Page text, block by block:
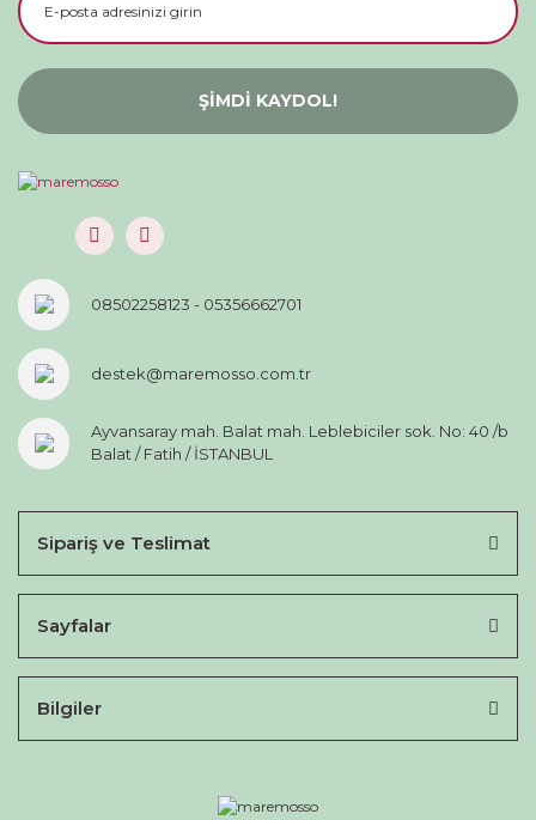
ŞİMDİ KAYDOL!
08502258123 - 05356662701
destek@maremosso.com.tr
Ayvansaray mah. Balat mah. Leblebiciler sok. No: 40 /b
Balat / Fatih / İSTANBUL
Sipariş ve Teslimat
Sayfalar
Bilgiler